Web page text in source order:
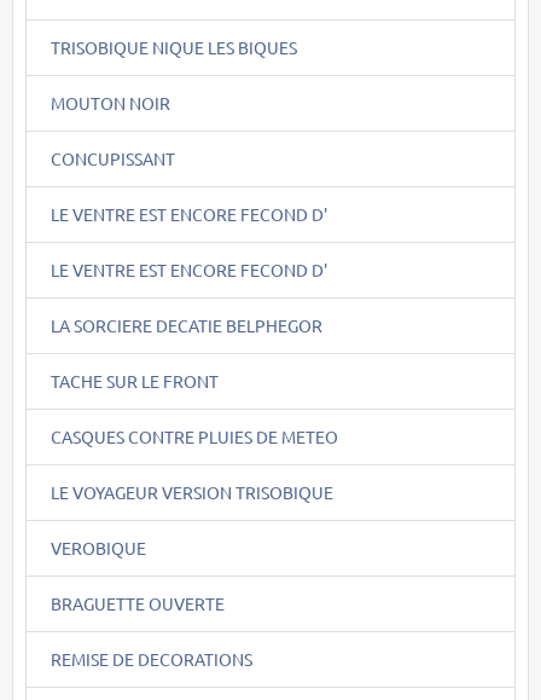
TRISOBIQUE NIQUE LES BIQUES
MOUTON NOIR
CONCUPISSANT
LE VENTRE EST ENCORE FECOND D'
LE VENTRE EST ENCORE FECOND D'
LA SORCIERE DECATIE BELPHEGOR
TACHE SUR LE FRONT
CASQUES CONTRE PLUIES DE METEO
LE VOYAGEUR VERSION TRISOBIQUE
VEROBIQUE
BRAGUETTE OUVERTE
REMISE DE DECORATIONS